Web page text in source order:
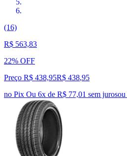
(16)
R$ 563,83
22% OFF
Preço R$ 438,95R$ 438,95
no Pix Ou 6x de R$ 77,01 sem jurosou